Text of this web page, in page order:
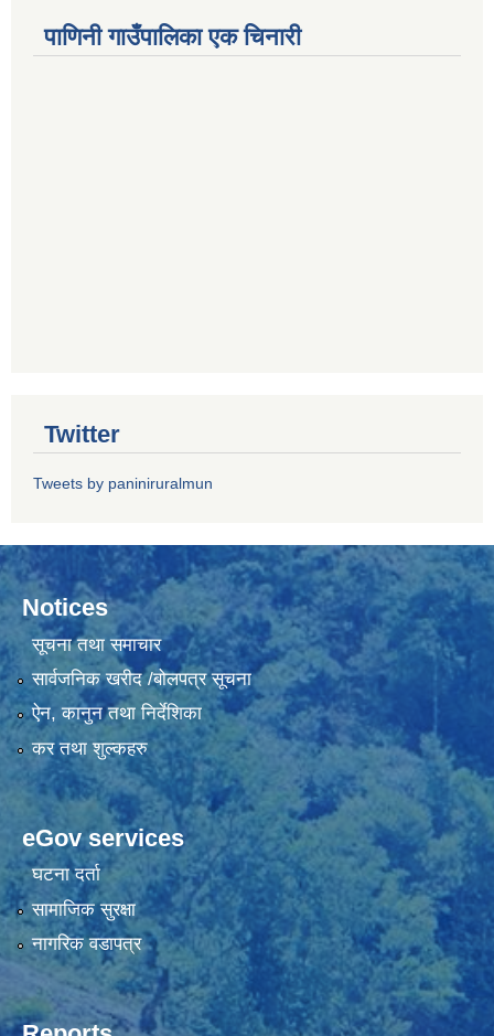
पाणिनी गाउँपालिका एक चिनारी
Notices
सूचना तथा समाचार
सार्वजनिक खरीद /बोलपत्र सूचना
ऐन, कानुन तथा निर्देशिका
कर तथा शुल्कहरु
eGov services
घटना दर्ता
सामाजिक सुरक्षा
नागरिक वडापत्र
Reports